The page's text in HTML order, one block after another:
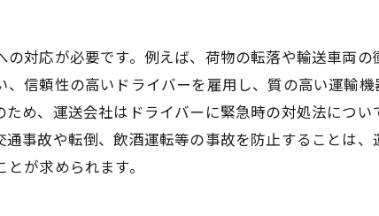
対応が必要です。例えば、荷物の転落や輸送車両
信頼性の高いドライバーを雇用し、質の高い運輸
め、運送会社はドライバーに緊急時の対処法につ
事故や転倒、飲酒運転等の事故を防止することは
が求められます。